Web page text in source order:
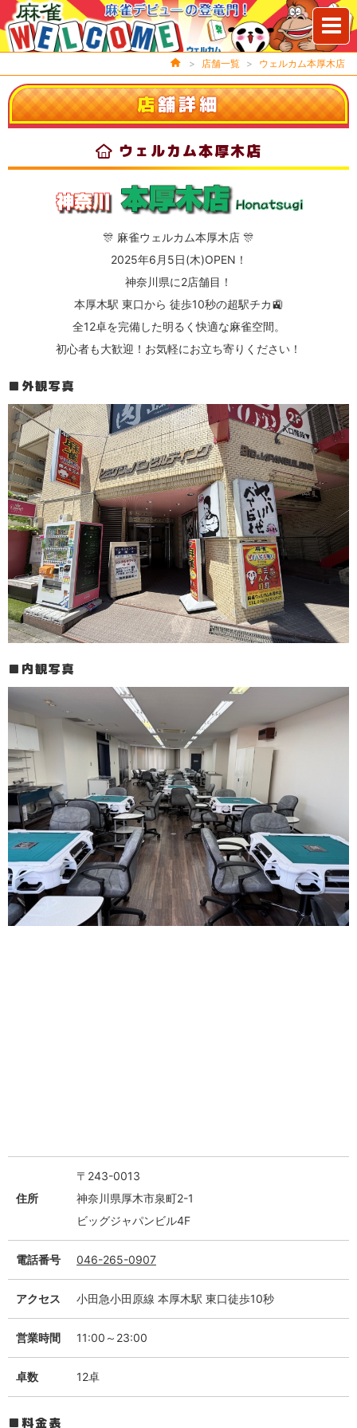
> 店舗一覧 > ウェルカム本厚木店
店舗詳細
ウェルカム本厚木店
🎊 麻雀ウェルカム本厚木店 🎊
2025年6月5日(木)OPEN！
神奈川県に2店舗目！
本厚木駅 東口から 徒歩10秒の超駅チカ🚉
全12卓を完備した明るく快適な麻雀空間。
初心者も大歓迎！お気軽にお立ち寄りください！
外観写真
内観写真
住所
〒243-0013
神奈川県厚木市泉町2-1
ビッグジャパンビル4F
電話番号 046-265-0907
アクセス 小田急小田原線 本厚木駅 東口徒歩10秒
営業時間 11:00～23:00
卓数 12卓
料金表